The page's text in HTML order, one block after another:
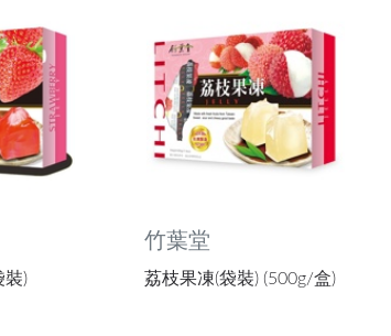
裝)
竹葉堂
荔枝果凍(袋裝) (500g/盒)